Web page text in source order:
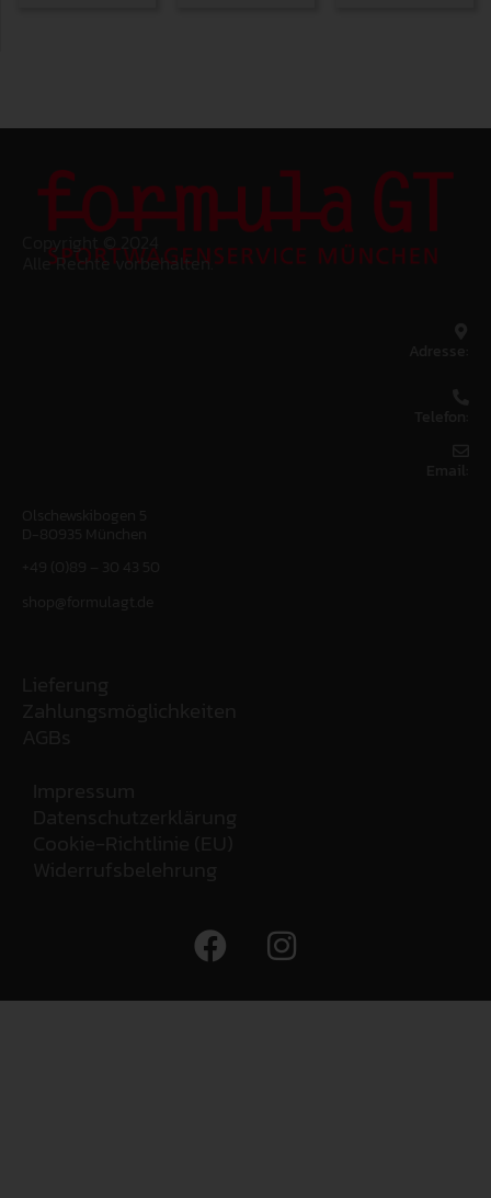
Copyright © 2024
Alle Rechte vorbehalten.